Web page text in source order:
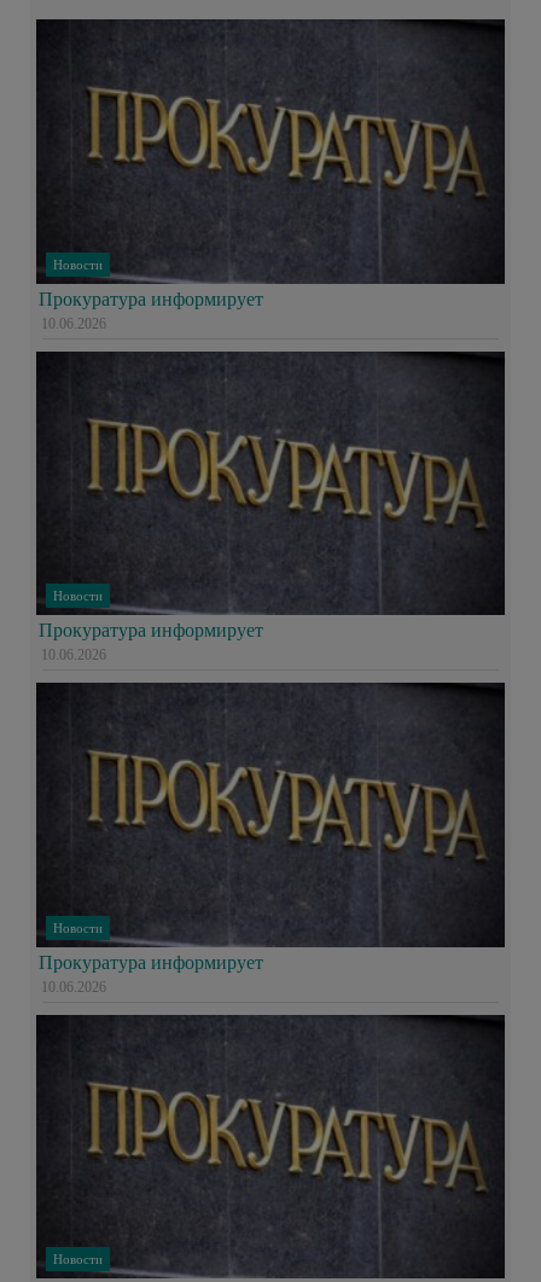
Новости
Прокуратура информирует
10.06.2026
Новости
Прокуратура информирует
10.06.2026
Новости
Прокуратура информирует
10.06.2026
Новости